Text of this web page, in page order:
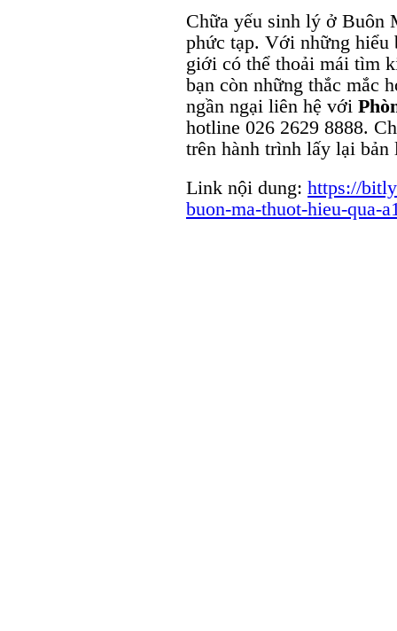
Chữa yếu sinh lý ở Buôn
phức tạp. Với những hiểu
giới có thể thoải mái tìm
bạn còn những thắc mắc
ngần ngại liên hệ với
hotline 026 2629 8888.
trên hành trình lấy lại bản
Link nội dung: https://
buon-ma-thuot-hieu-qua-